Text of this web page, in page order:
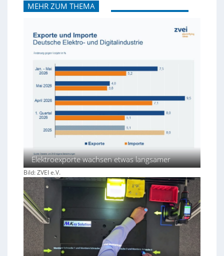
MEHR ZUM THEMA
Elektroexporte wachsen etwas langsamer
Bild: ZVEI e.V.